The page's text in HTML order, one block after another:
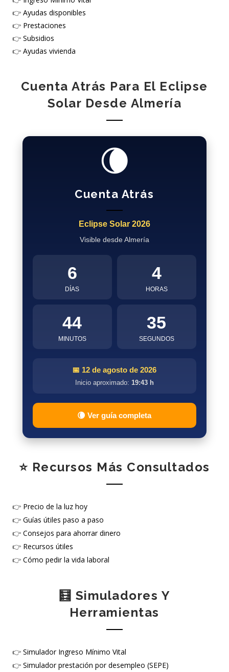
👉 Ayudas disponibles
👉 Prestaciones
👉 Subsidios
👉 Ayudas vivienda
Cuenta Atrás Para El Eclipse
Solar Desde Almería
🌘
Cuenta Atrás
Eclipse Solar 2026
Visible desde Almería
6
DÍAS
4
HORAS
44
MINUTOS
35
SEGUNDOS
📅 12 de agosto de 2026
Inicio aproximado: 19:43 h
🌘 Ver guía completa
⭐ Recursos Más Consultados
👉 Precio de la luz hoy
👉 Guías útiles paso a paso
👉 Consejos para ahorrar dinero
👉 Recursos útiles
👉 Cómo pedir la vida laboral
🧮 Simuladores Y
Herramientas
👉 Simulador Ingreso Mínimo Vital
👉 Simulador prestación por desempleo (SEPE)